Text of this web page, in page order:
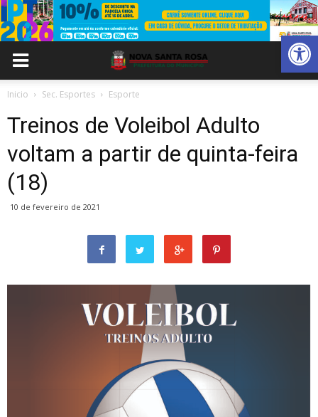
Abrir
Inicio Sec. Esportes Esporte
Treinos de Voleibol Adulto
voltam a partir de quinta-feira
(18)
10 de fevereiro de 2021